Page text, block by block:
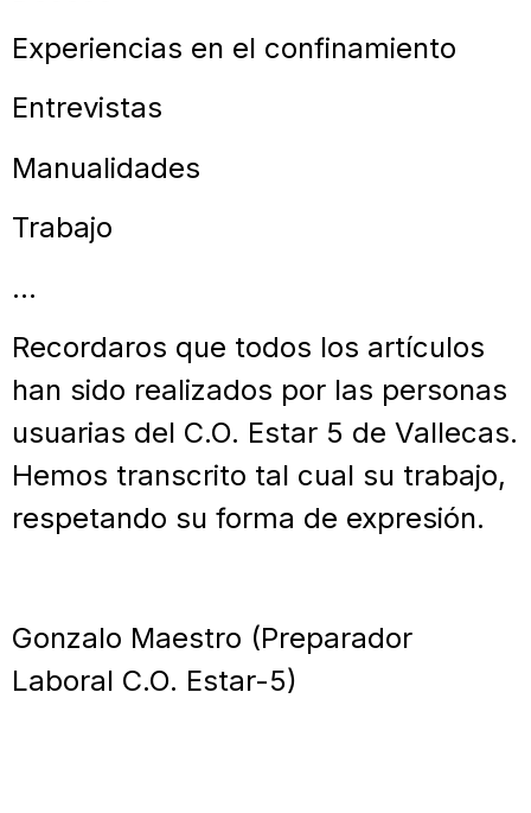
Experiencias en el confinamiento
Entrevistas
Manualidades
Trabajo
…
Recordaros que todos los artículos
han sido realizados por las personas
usuarias del C.O. Estar 5 de Vallecas.
Hemos transcrito tal cual su trabajo,
respetando su forma de expresión.
Gonzalo Maestro (Preparador
Laboral C.O. Estar-5)